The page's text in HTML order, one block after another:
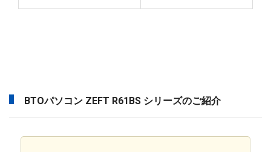
BTOパソコン ZEFT R61BS シリーズのご紹介